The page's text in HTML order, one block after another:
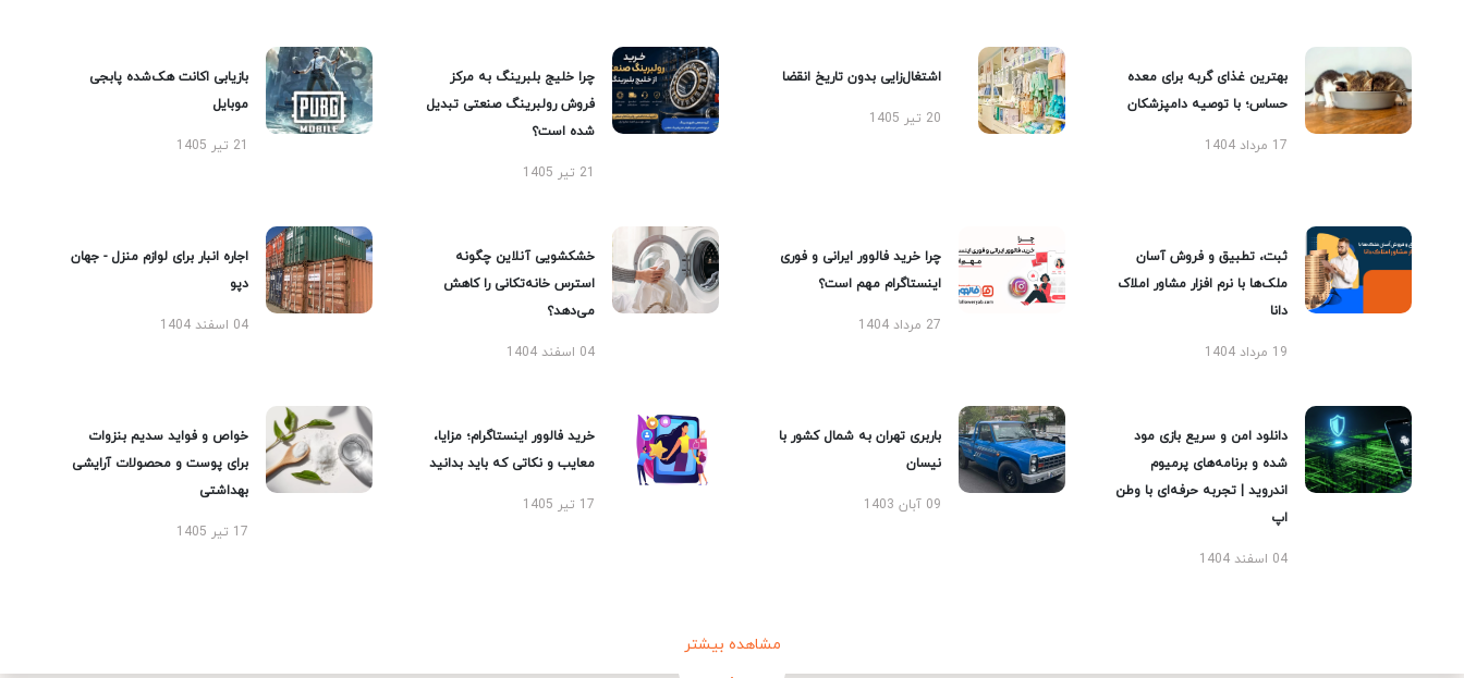
بهترین غذای گربه برای معده
حساس؛ با توصیه دامپزشکان
17 مرداد 1404
اشتغال‌زایی بدون تاریخ انقضا
20 تیر 1405
چرا خلیج بلبرینگ به مرکز
فروش رولبرینگ صنعتی تبدیل
شده است؟
21 تیر 1405
بازیابی اکانت هک‌شده پابجی
موبایل
21 تیر 1405
ثبت، تطبیق و فروش آسان
ملک‌ها با نرم افزار مشاور املاک
دانا
19 مرداد 1404
چرا خرید فالوور ایرانی و فوری
اینستاگرام مهم است؟
27 مرداد 1404
خشکشویی آنلاین چگونه
استرس خانه‌تکانی را کاهش
می‌دهد؟
04 اسفند 1404
اجاره انبار برای لوازم منزل - جهان
دپو
04 اسفند 1404
دانلود امن و سریع بازی مود
شده و برنامه‌های پرمیوم
اندروید | تجربه حرفه‌ای با وطن
اپ
04 اسفند 1404
باربری تهران به شمال کشور با
نیسان
09 آبان 1403
خرید فالوور اینستاگرام؛ مزایا،
معایب و نکاتی که باید بدانید
17 تیر 1405
خواص و فواید سدیم بنزوات
برای پوست و محصولات آرایشی
بهداشتی
17 تیر 1405
مشاهده بیشتر